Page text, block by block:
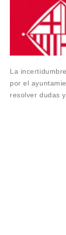
La
por el
resolver dudas